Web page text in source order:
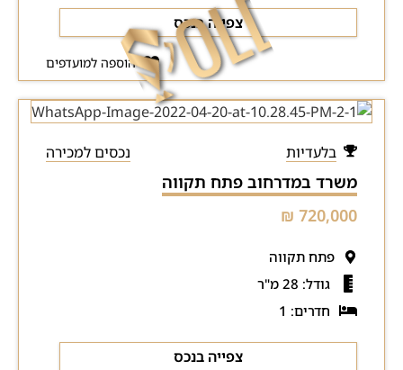
צפייה בנכס
הוספה למועדפים
בלעדיות נכסים למכירה
משרד במדרחוב פתח תקווה
720,000 ₪
פתח תקווה
גודל: 28 מ"ר
חדרים: 1
צפייה בנכס